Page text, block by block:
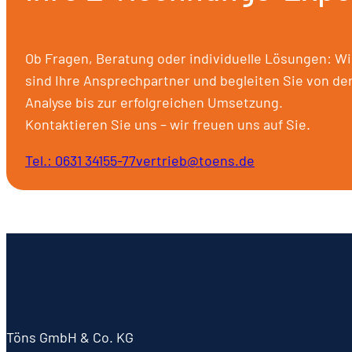
Ob Fragen, Beratung oder individuelle Lösungen:
sind Ihre Ansprechpartner und begleiten Sie von
Analyse bis zur erfolgreichen Umsetzung.
Kontaktieren Sie uns – wir freuen uns auf Sie.
Tel.: 0631 34155-77vertrieb@toens.de
Töns GmbH & Co. KG